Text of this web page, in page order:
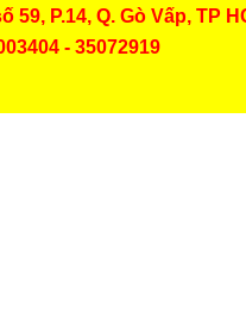
P.14, Q. Gò Vấp, TP
- 35072919